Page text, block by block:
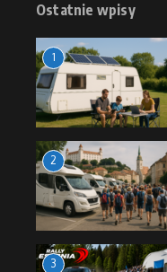
Ostatnie wpisy
1
2
3